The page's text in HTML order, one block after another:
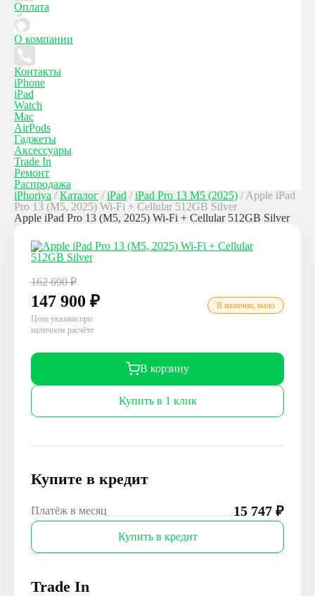
Оплата
О компании
Контакты
iPhone
iPad
Watch
Mac
AirPods
Гаджеты
Аксессуары
Trade In
Ремонт
Распродажа
iPhoriya / Каталог / iPad / iPad Pro 13 M5 (2025) / Apple iPad
Pro 13 (M5, 2025) Wi-Fi + Cellular 512GB Silver
Apple iPad Pro 13 (M5, 2025) Wi-Fi + Cellular 512GB Silver
162 690 ₽
147 900 ₽
Цена указана при
наличном расчёте
В наличии, мало
В корзину
Купить в 1 клик
Купите в кредит
Платёж в месяц 15 747 ₽
Купить в кредит
Trade In